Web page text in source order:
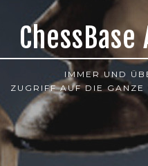
IMMER UND
ZUGRIFF AUF DIE GANZE